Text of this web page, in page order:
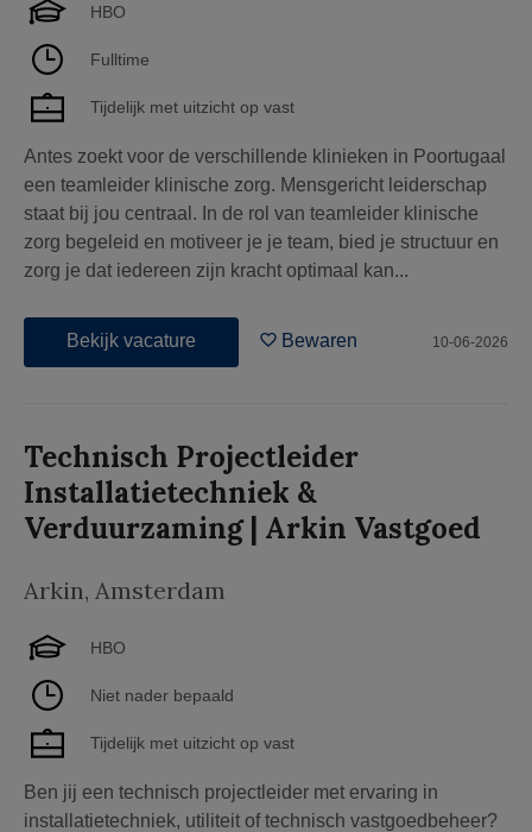
HBO
Fulltime
Tijdelijk met uitzicht op vast
Antes zoekt voor de verschillende klinieken in Poortugaal
een teamleider klinische zorg. Mensgericht leiderschap
staat bij jou centraal. In de rol van teamleider klinische
zorg begeleid en motiveer je je team, bied je structuur en
zorg je dat iedereen zijn kracht optimaal kan...
Bekijk vacature Bewaren 10-06-2026
Technisch Projectleider
Installatietechniek &
Verduurzaming | Arkin Vastgoed
Arkin, Amsterdam
HBO
Niet nader bepaald
Tijdelijk met uitzicht op vast
Ben jij een technisch projectleider met ervaring in
installatietechniek, utiliteit of technisch vastgoedbeheer?